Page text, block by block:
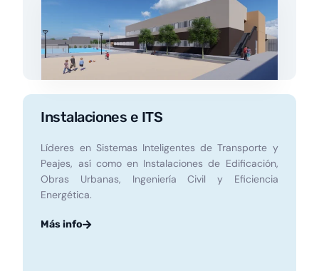
Instalaciones e ITS
Líderes en Sistemas Inteligentes de Transporte y
Peajes, así como en Instalaciones de Edificación,
Obras Urbanas, Ingeniería Civil y Eficiencia
Energética.
Más info